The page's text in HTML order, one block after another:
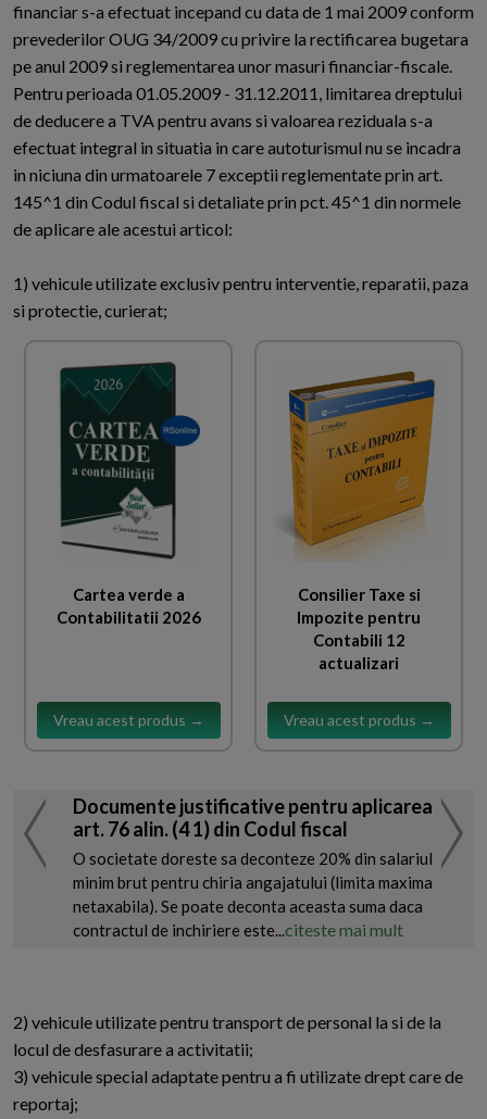
financiar s-a efectuat incepand cu data de 1 mai 2009 conform
prevederilor OUG 34/2009 cu privire la rectificarea bugetara
pe anul 2009 si reglementarea unor masuri financiar-fiscale.
Pentru perioada 01.05.2009 - 31.12.2011, limitarea dreptului
de deducere a TVA pentru avans si valoarea reziduala s-a
efectuat integral in situatia in care autoturismul nu se incadra
in niciuna din urmatoarele 7 exceptii reglementate prin art.
145^1 din Codul fiscal si detaliate prin pct. 45^1 din normele
de aplicare ale acestui articol:
1) vehicule utilizate exclusiv pentru interventie, reparatii, paza
si protectie, curierat;
Cartea verde a
Contabilitatii 2026
Vreau acest produs →
Consilier Taxe si
Impozite pentru
Contabili 12
actualizari
Vreau acest produs →
Documente justificative pentru aplicarea
art. 76 alin. (4 1) din Codul fiscal
O societate doreste sa deconteze 20% din salariul
minim brut pentru chiria angajatului (limita maxima
netaxabila). Se poate deconta aceasta suma daca
contractul de inchiriere este...citeste mai mult
2) vehicule utilizate pentru transport de personal la si de la
locul de desfasurare a activitatii;
3) vehicule special adaptate pentru a fi utilizate drept care de
reportaj;